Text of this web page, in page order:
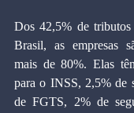
Dos 42,5% de
Brasil, as empresas
mais de 80%. Elas
para o INSS, 2,5% de
de FGTS, 2% de